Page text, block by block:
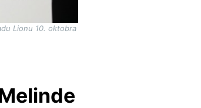
Lionu 10. oktobra